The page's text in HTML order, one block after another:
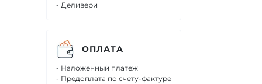
- Деливери
ОПЛАТА
- Наложенный платеж
- Предоплата по счету-фактуре